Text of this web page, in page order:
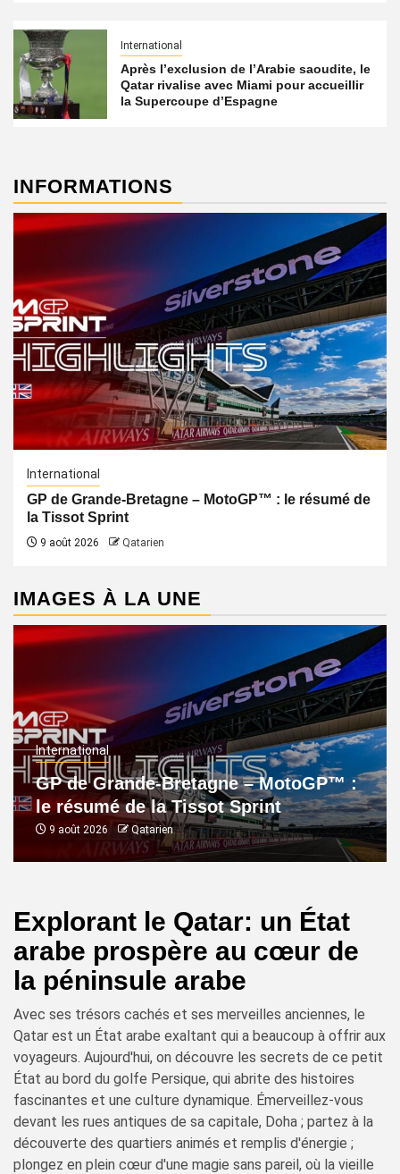
International
Après l’exclusion de l’Arabie saoudite, le
Qatar rivalise avec Miami pour accueillir
la Supercoupe d’Espagne
INFORMATIONS
International
GP de Grande-Bretagne – MotoGP™ : le résumé de
la Tissot Sprint
9 août 2026 Qatarien
IMAGES À LA UNE
International
GP de Grande-Bretagne – MotoGP™ :
le résumé de la Tissot Sprint
9 août 2026 Qatarien
Explorant le Qatar: un État
arabe prospère au cœur de
la péninsule arabe
Avec ses trésors cachés et ses merveilles anciennes, le
Qatar est un État arabe exaltant qui a beaucoup à offrir aux
voyageurs. Aujourd'hui, on découvre les secrets de ce petit
État au bord du golfe Persique, qui abrite des histoires
fascinantes et une culture dynamique. Émerveillez-vous
devant les rues antiques de sa capitale, Doha ; partez à la
découverte des quartiers animés et remplis d'énergie ;
plongez en plein cœur d'une magie sans pareil, où la vieille